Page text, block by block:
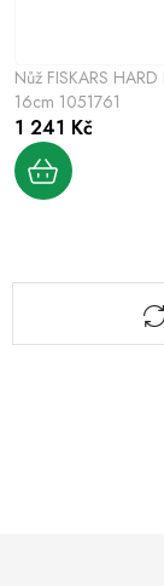
Nůž FISKARS
16cm 1051761
1 241 Kč
O